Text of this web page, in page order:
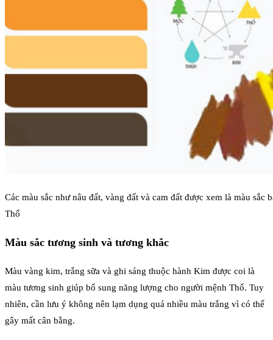
Các màu sắc như nâu đất, vàng đất và cam đất được xem là màu sắc
Thổ
Màu sắc tương sinh và tương khắc
Màu vàng kim, trắng sữa và ghi sáng thuộc hành Kim được coi là
màu tương sinh giúp bổ sung năng lượng cho người mệnh Thổ. Tuy
nhiên, cần lưu ý không nên lạm dụng quá nhiều màu trắng vì có thể
gây mất cân bằng.